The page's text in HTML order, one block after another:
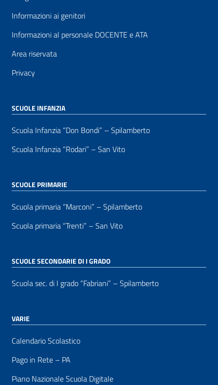
Informazioni ai genitori
Informazioni al personale DOCENTE e ATA
Area riservata
Privacy
SCUOLE INFANZIA
Scuola Infanzia “Don Bondi” – Spilamberto
Scuola Infanzia “Rodari” – San Vito
SCUOLE PRIMARIE
Scuola primaria “Marconi” – Spilamberto
Scuola primaria “Trenti” – San Vito
SCUOLE SECONDARIE DI I GRADO
Scuola sec. di I grado “Fabriani” – Spilamberto
VARIE
Calendario Scolastico
Pago in Rete – PA
Piano Nazionale Scuola Digitale